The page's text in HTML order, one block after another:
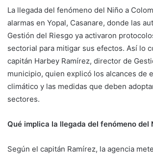
La llegada del fenómeno del Niño a
alarmas en Yopal, Casanare, donde las
Gestión del Riesgo ya activaron
sectorial para mitigar sus efectos. Así lo
capitán Harbey Ramírez, director de
municipio, quien explicó los alcances de
climático y las medidas que deben
sectores.
Qué implica la llegada del fenómeno del
Según el capitán Ramírez, la agencia